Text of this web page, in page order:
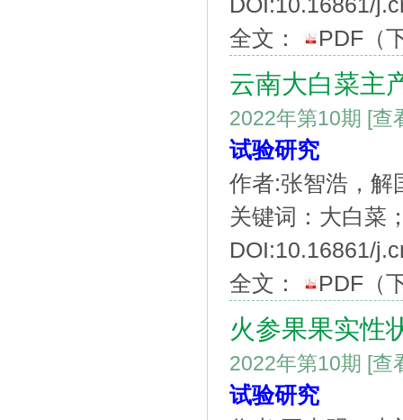
全文：
PDF （
云南大白菜主
2022年第10期 [查
试验研究
作者:张智浩，解
关键词：大白菜
DOI:10.16861/
全文：
PDF （
火参果果实性
2022年第10期 [查
试验研究